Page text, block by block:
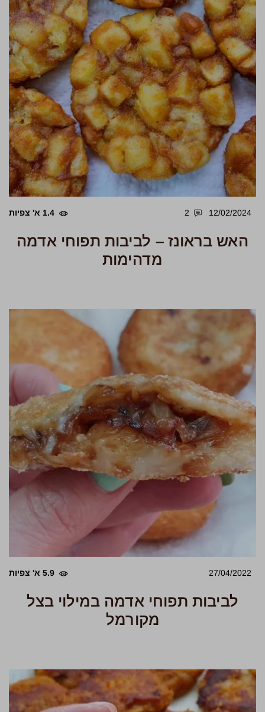
12/02/2024
2 1.4 א' צפיות
האש בראונז – לביבות תפוחי אדמה
מדהימות
27/04/2022 5.9 א' צפיות
לביבות תפוחי אדמה במילוי בצל
מקורמל